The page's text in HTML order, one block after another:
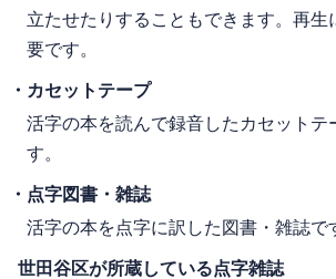
立たせたりすることもできます。再生
要です。
・カセットテープ
活字の本を読んで録音したカセットテ
す。
・点字図書・雑誌
活字の本を点字に訳した図書・雑誌で
世田谷区が所蔵している点字雑誌